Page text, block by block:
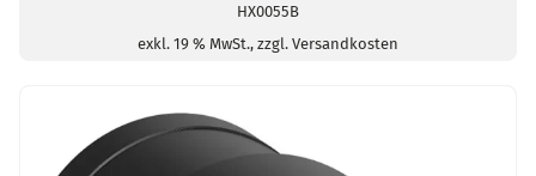
HX0055B
exkl. 19 % MwSt., zzgl. Versandkosten